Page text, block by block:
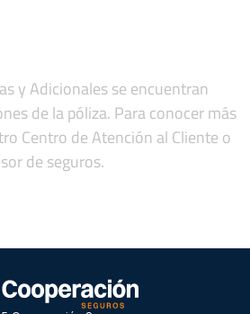
y Adicionales se encuentran
de la póliza. Para conocer más
Centro de Atención al Cliente o
de seguros.